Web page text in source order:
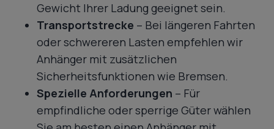
Gewicht Ihrer Ladung geeignet sein.
Transportstrecke – Bei längeren Fahrten
oder schwereren Lasten empfehlen wir
Anhänger mit zusätzlichen
Sicherheitsfunktionen wie Bremsen.
Spezielle Anforderungen – Für
empfindliche oder sperrige Güter wählen